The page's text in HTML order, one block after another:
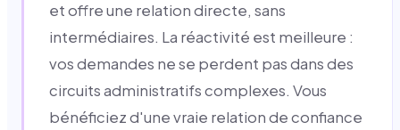
et offre une relation directe, sans
intermédiaires. La réactivité est meilleure :
vos demandes ne se perdent pas dans des
circuits administratifs complexes. Vous
bénéficiez d'une vraie relation de confiance